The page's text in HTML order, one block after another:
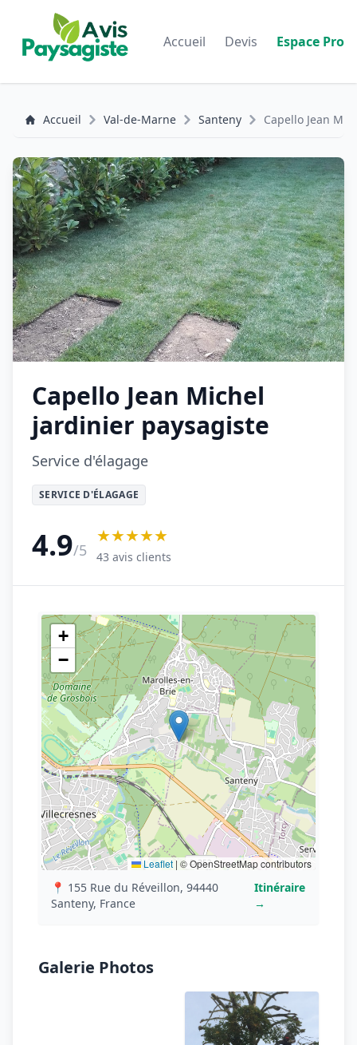
Accueil Devis Espace Pro
Accueil Val-de-Marne Santeny Capello Jean
Capello Jean Michel
jardinier paysagiste
Service d'élagage
SERVICE D'ÉLAGAGE
4.9/5
★★★★★
43 avis clients
+
−
Leaflet | © OpenStreetMap contributors
📍 155 Rue du Réveillon, 94440
Santeny, France
Itinéraire
→
Galerie Photos